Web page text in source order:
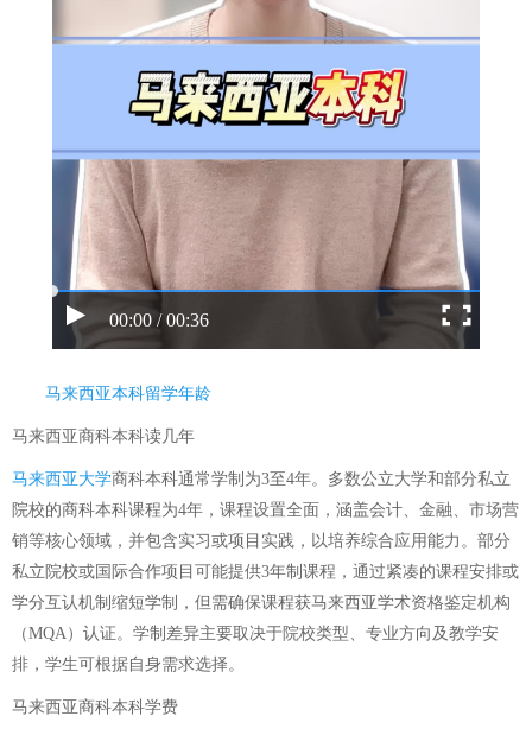
00:00 / 00:36
马来西亚本科留学年龄
马来西亚商科本科读几年
马来西亚大学商科本科通常学制为3至4年。多数公立大学和部分私立
院校的商科本科课程为4年，课程设置全面，涵盖会计、金融、市场营
销等核心领域，并包含实习或项目实践，以培养综合应用能力。部分
私立院校或国际合作项目可能提供3年制课程，通过紧凑的课程安排或
学分互认机制缩短学制，但需确保课程获马来西亚学术资格鉴定机构
（MQA）认证。学制差异主要取决于院校类型、专业方向及教学安
排，学生可根据自身需求选择。
马来西亚商科本科学费